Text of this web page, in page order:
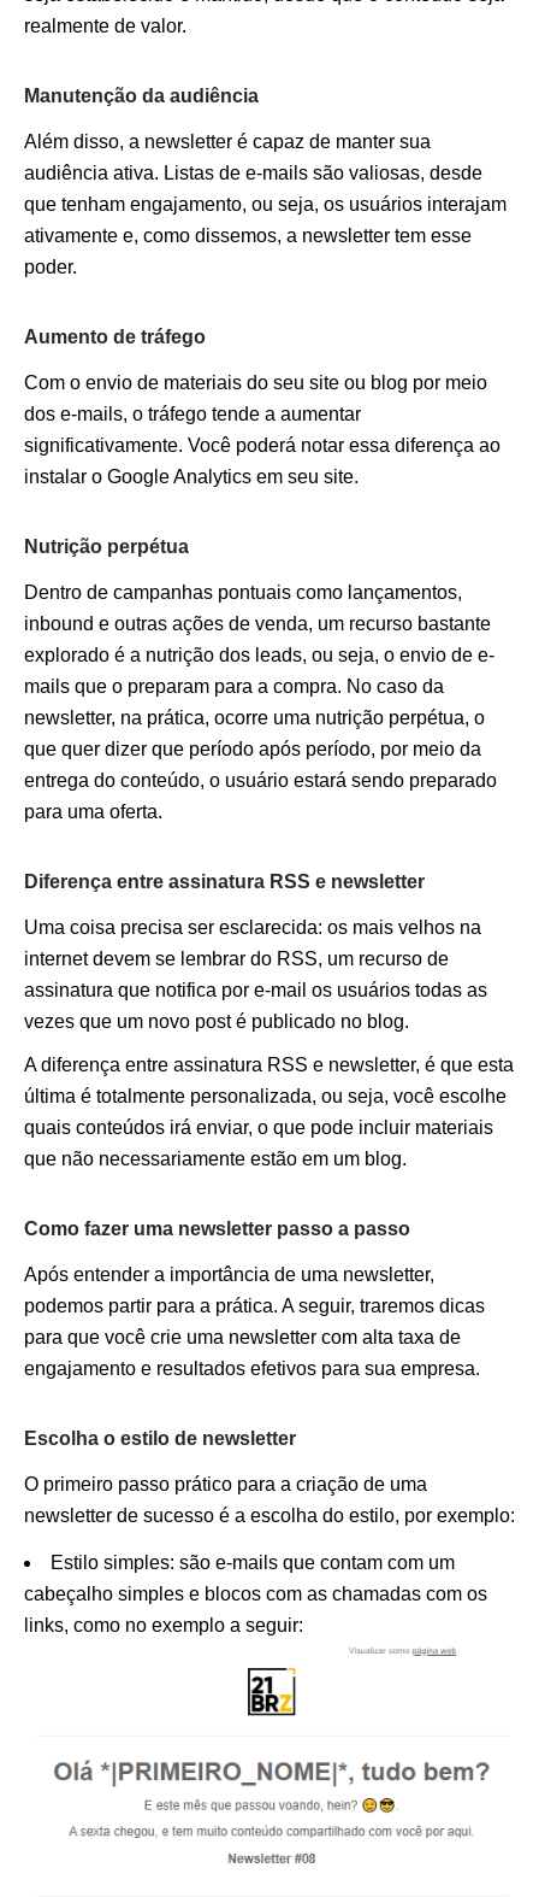
realmente de valor.
Manutenção da audiência
Além disso, a newsletter é capaz de manter sua
audiência ativa. Listas de e-mails são valiosas, desde
que tenham engajamento, ou seja, os usuários interajam
ativamente e, como dissemos, a newsletter tem esse
poder.
Aumento de tráfego
Com o envio de materiais do seu site ou blog por meio
dos e-mails, o tráfego tende a aumentar
significativamente. Você poderá notar essa diferença ao
instalar o Google Analytics em seu site.
Nutrição perpétua
Dentro de campanhas pontuais como lançamentos,
inbound e outras ações de venda, um recurso bastante
explorado é a nutrição dos leads, ou seja, o envio de e-
mails que o preparam para a compra. No caso da
newsletter, na prática, ocorre uma nutrição perpétua, o
que quer dizer que período após período, por meio da
entrega do conteúdo, o usuário estará sendo preparado
para uma oferta.
Diferença entre assinatura RSS e newsletter
Uma coisa precisa ser esclarecida: os mais velhos na
internet devem se lembrar do RSS, um recurso de
assinatura que notifica por e-mail os usuários todas as
vezes que um novo post é publicado no blog.
A diferença entre assinatura RSS e newsletter, é que esta
última é totalmente personalizada, ou seja, você escolhe
quais conteúdos irá enviar, o que pode incluir materiais
que não necessariamente estão em um blog.
Como fazer uma newsletter passo a passo
Após entender a importância de uma newsletter,
podemos partir para a prática. A seguir, traremos dicas
para que você crie uma newsletter com alta taxa de
engajamento e resultados efetivos para sua empresa.
Escolha o estilo de newsletter
O primeiro passo prático para a criação de uma
newsletter de sucesso é a escolha do estilo, por exemplo:
Estilo simples: são e-mails que contam com um
cabeçalho simples e blocos com as chamadas com os
links, como no exemplo a seguir: